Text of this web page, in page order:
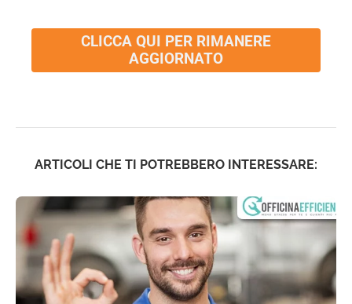
CLICCA QUI PER RIMANERE
AGGIORNATO
ARTICOLI CHE TI POTREBBERO INTERESSARE: